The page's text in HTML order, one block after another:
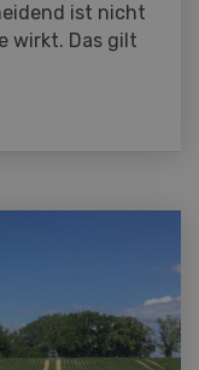
ist nicht
wirkt. Das gilt